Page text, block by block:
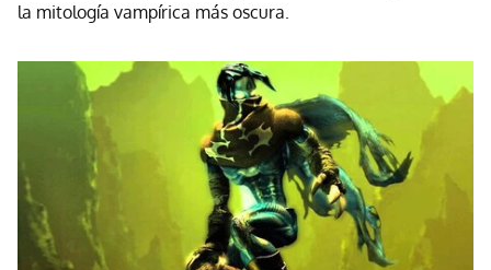
la mitología vampírica más oscura.